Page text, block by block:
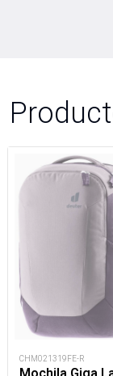
CHM021319FE-R